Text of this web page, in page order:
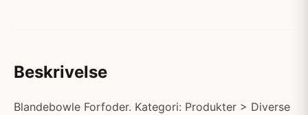
Beskrivelse
Blandebowle Forfoder. Kategori: Produkter > Diverse